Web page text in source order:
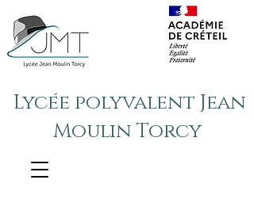
Lycée polyvalent Jean
Moulin Torcy